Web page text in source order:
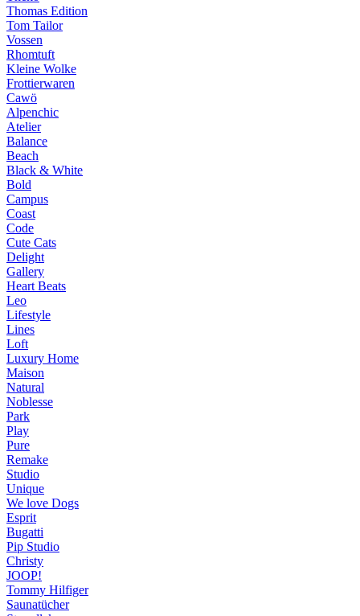
Thomas Edition
Tom Tailor
Vossen
Rhomtuft
Kleine Wolke
Frottierwaren
Cawö
Alpenchic
Atelier
Balance
Beach
Black & White
Bold
Campus
Coast
Code
Cute Cats
Delight
Gallery
Heart Beats
Leo
Lifestyle
Lines
Loft
Luxury Home
Maison
Natural
Noblesse
Park
Play
Pure
Remake
Studio
Unique
We love Dogs
Esprit
Bugatti
Pip Studio
Christy
JOOP!
Tommy Hilfiger
Saunatücher